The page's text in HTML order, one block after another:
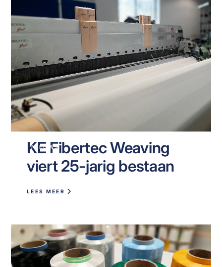
NIEUWS
KE Fibertec Weaving
viert 25-jarig bestaan
LEES MEER